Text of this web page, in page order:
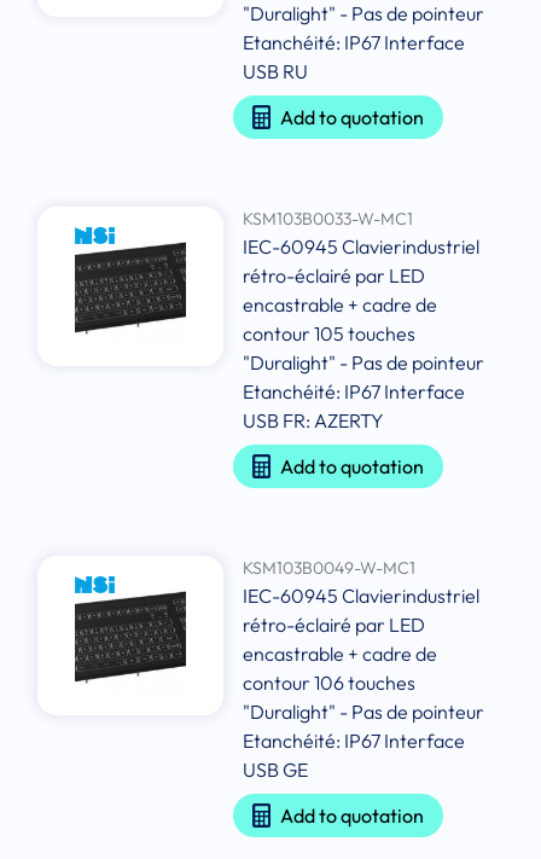
"Duralight" - Pas de pointeur
Etanchéité: IP67 Interface
USB RU
Add to quotation
KSM103B0033-W-MC1
IEC-60945 Clavierindustriel
rétro-éclairé par LED
encastrable + cadre de
contour 105 touches
"Duralight" - Pas de pointeur
Etanchéité: IP67 Interface
USB FR: AZERTY
Add to quotation
KSM103B0049-W-MC1
IEC-60945 Clavierindustriel
rétro-éclairé par LED
encastrable + cadre de
contour 106 touches
"Duralight" - Pas de pointeur
Etanchéité: IP67 Interface
USB GE
Add to quotation